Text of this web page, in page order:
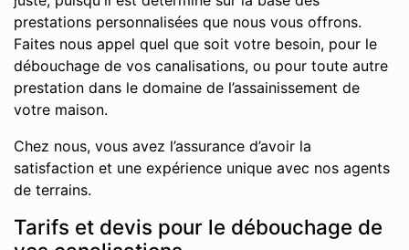
prestations personnalisées que nous vous offrons.
Faites nous appel quel que soit votre besoin, pour le
débouchage de vos canalisations, ou pour toute autre
prestation dans le domaine de l’assainissement de
votre maison.
Chez nous, vous avez l’assurance d’avoir la
satisfaction et une expérience unique avec nos agents
de terrains.
Tarifs et devis pour le débouchage de